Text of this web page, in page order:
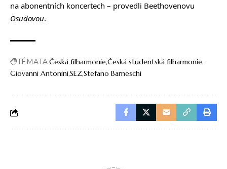
na abonentních koncertech – provedli Beethovenovu
Osudovou.
TÉMATAČeská filharmonieČeská studentská filharmonie
Giovanni AntoniniSEZStefano Barneschi